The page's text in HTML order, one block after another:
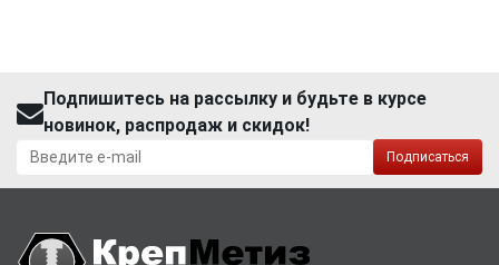
Подпишитесь на рассылку и будьте в курсе
новинок, распродаж и скидок!
Подписаться